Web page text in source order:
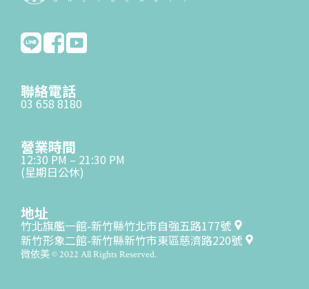
聯絡電話
03 658 8180
營業時間
12:30 PM – 21:30 PM
(星期日公休)
地址
竹北旗艦一館-新竹縣竹北市自強五路177號
新竹形象二館-新竹縣新竹市東區慈濟路220號
微依美 © 2022 All Rights Reserved.